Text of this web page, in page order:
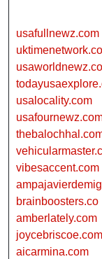
usafullnewz.com
usalocality.com
vibesaccent.com
brainboosters.co
amberlately.com
joycebriscoe.com
aicarmina.com